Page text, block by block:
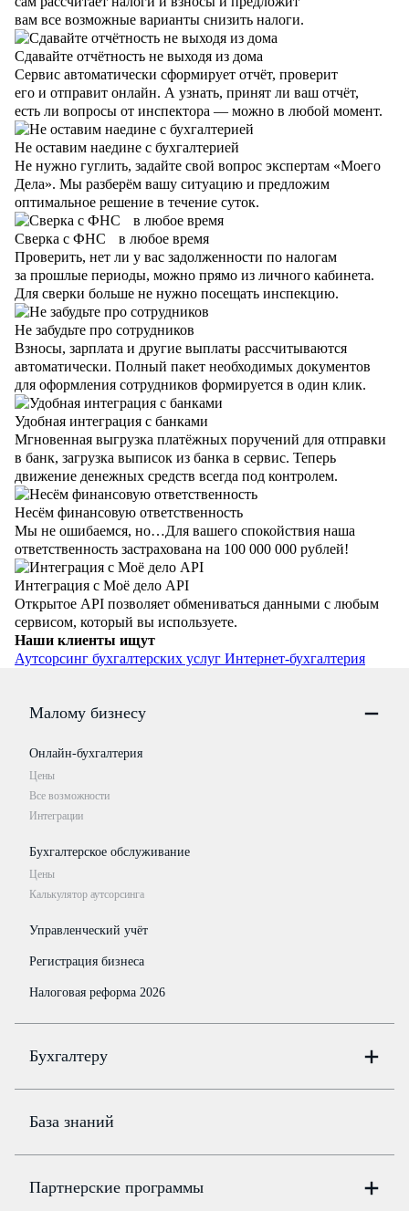
вам все возможные варианты снизить налоги.
Сдавайте отчётность не выходя из дома
Сервис автоматически сформирует отчёт, проверит
его и отправит онлайн. А узнать, принят ли ваш отчёт,
есть ли вопросы от инспектора — можно в любой момент.
Не оставим наедине с бухгалтерией
Не нужно гуглить, задайте свой вопрос экспертам «Моего
Дела». Мы разберём вашу ситуацию и предложим
оптимальное решение в течение суток.
Сверка с ФНС в любое время
Проверить, нет ли у вас задолженности по налогам
за прошлые периоды, можно прямо из личного кабинета.
Для сверки больше не нужно посещать инспекцию.
Не забудьте про сотрудников
Взносы, зарплата и другие выплаты рассчитываются
автоматически. Полный пакет необходимых документов
для оформления сотрудников формируется в один клик.
Удобная интеграция с банками
Мгновенная выгрузка платёжных поручений для отправки
в банк, загрузка выписок из банка в сервис. Теперь
движение денежных средств всегда под контролем.
Несём финансовую ответственность
Мы не ошибаемся, но…Для вашего спокойствия наша
ответственность застрахована на 100 000 000 рублей!
Интеграция с Моё дело API
Открытое API позволяет обмениваться данными с любым
сервисом, который вы используете.
Наши клиенты ищут
Аутсорсинг бухгалтерских услуг Интернет-бухгалтерия
Малому бизнесу
Онлайн-бухгалтерия
Цены
Все возможности
Интеграции
Бухгалтерское обслуживание
Цены
Калькулятор аутсорсинга
Управленческий учёт
Регистрация бизнеса
Налоговая реформа 2026
Бухгалтеру
Цены
Бюро
Консультации по учёту и налогам
База знаний
Партнерские программы